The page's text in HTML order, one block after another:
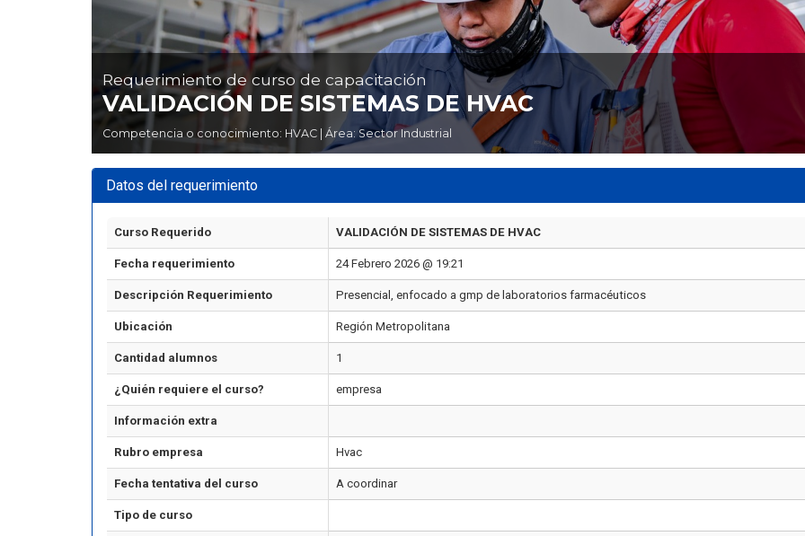
Requerimiento de curso de capacitación
VALIDACIÓN DE SISTEMAS DE HVAC
Competencia o conocimiento: HVAC | Área: Sector Industrial
Datos del requerimiento
Curso Requerido VALIDACIÓN DE SISTEMAS DE HVAC
Fecha requerimiento 24 Febrero 2026 @ 19:21
Descripción Requerimiento Presencial, enfocado a gmp de laboratorios farmacéuticos
Ubicación Región Metropolitana
Cantidad alumnos 1
¿Quién requiere el curso? empresa
Información extra
Rubro empresa Hvac
Fecha tentativa del curso A coordinar
Tipo de curso